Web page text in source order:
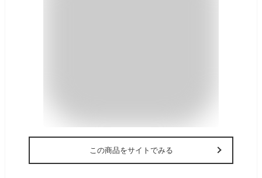
この商品をサイトでみる